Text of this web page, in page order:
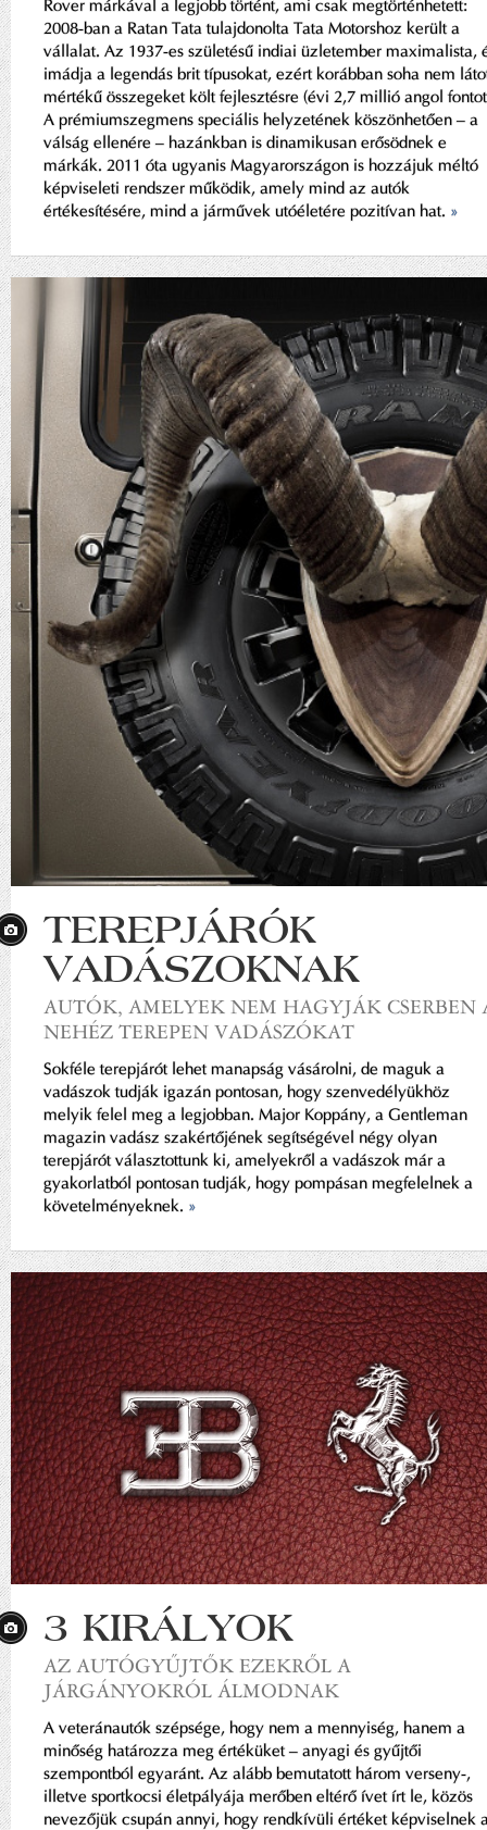
Rover márkával a legjobb történt, ami csak megtörténhetett:
2008-ban a Ratan Tata tulajdonolta Tata Motorshoz került a
vállalat. Az 1937-es születésű indiai üzletember maximalista,
imádja a legendás brit típusokat, ezért korábban soha nem
mértékű összegeket költ fejlesztésre (évi 2,7 millió angol
A prémiumszegmens speciális helyzetének köszönhetően – a
válság ellenére – hazánkban is dinamikusan erősödnek e
márkák. 2011 óta ugyanis Magyarországon is hozzájuk méltó
képviseleti rendszer működik, amely mind az autók
értékesítésére, mind a járművek utóéletére pozitívan hat. »
TEREPJÁRÓK
VADÁSZOKNAK
AUTÓK, AMELYEK NEM HAGYJÁK CSERBEN
NEHÉZ TEREPEN VADÁSZÓKAT
Sokféle terepjárót lehet manapság vásárolni, de maguk a
vadászok tudják igazán pontosan, hogy szenvedélyükhöz
melyik felel meg a legjobban. Major Koppány, a Gentleman
magazin vadász szakértőjének segítségével négy olyan
terepjárót választottunk ki, amelyekről a vadászok már a
gyakorlatból pontosan tudják, hogy pompásan megfelelnek a
követelményeknek. »
3 KIRÁLYOK
AZ AUTÓGYŰJTŐK EZEKRŐL A
JÁRGÁNYOKRÓL ÁLMODNAK
A veteránautók szépsége, hogy nem a mennyiség, hanem a
minőség határozza meg értéküket – anyagi és gyűjtői
szempontból egyaránt. Az alább bemutatott három verseny-,
illetve sportkocsi életpályája merőben eltérő ívet írt le, közös
nevezőjük csupán annyi, hogy rendkívüli értéket képviselnek